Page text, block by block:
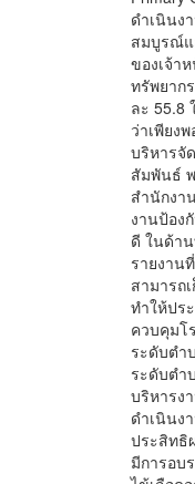
ดำเนินง
สมบูรณ์แ
ของเจ้า
ทรัพยาก
ละ 55.8
ว่าเพียง
บริหารจั
สัมพันธ์
สำนักงา
งานป้อง
ดี ในด้า
รายงาน
สามารถ
ทำให้ปร
ควบคุมโ
ระดับตำ
ระดับตำ
บริหารง
ดำเนินง
ประสิทธิ
มีการอบ